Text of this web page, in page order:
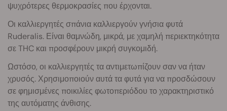
ψυχρότερες θερμοκρασίες που έρχονται.
Οι καλλιεργητές σπάνια καλλιεργούν γνήσια φυτά
Ruderalis. Είναι θαμνώδη, μικρά, με χαμηλή περιεκτηκότητα
σε THC και προσφέρουν μικρή συγκομιδή.
Ωστόσο, οι καλλιεργητές τα αντιμετωπίζουν σαν να ήταν
χρυσός. Χρησιμοποιούν αυτά τα φυτά για να προσδώσουν
σε φημισμένες ποικιλίες φωτοπεριόδου το χαρακτηριστικό
της αυτόματης άνθισης.